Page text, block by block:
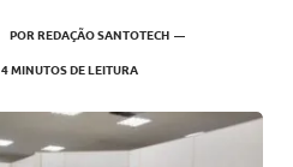
POR REDAÇÃO SANTOTECH
4 MINUTOS DE LEITURA